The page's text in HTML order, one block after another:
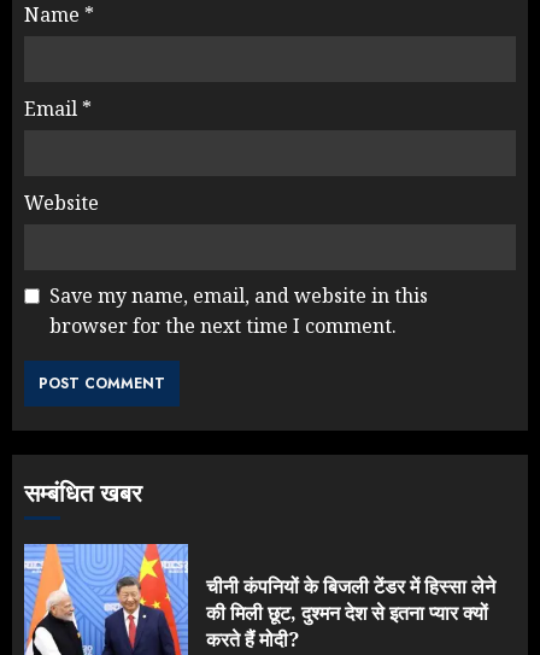
Name *
Email *
Website
Save my name, email, and website in this
browser for the next time I comment.
सम्बंधित खबर
चीनी कंपनियों के बिजली टेंडर में हिस्सा लेने
की मिली छूट, दुश्मन देश से इतना प्यार क्यों
करते हैं मोदी?
Rahul Gandhi के तीखे वार से बार-बार
4
JULY 24, 2026